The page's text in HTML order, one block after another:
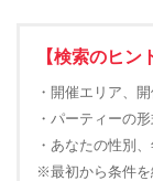
【検索のヒン
・開催エリア、
・パーティーの
・あなたの性別
※最初から条件を